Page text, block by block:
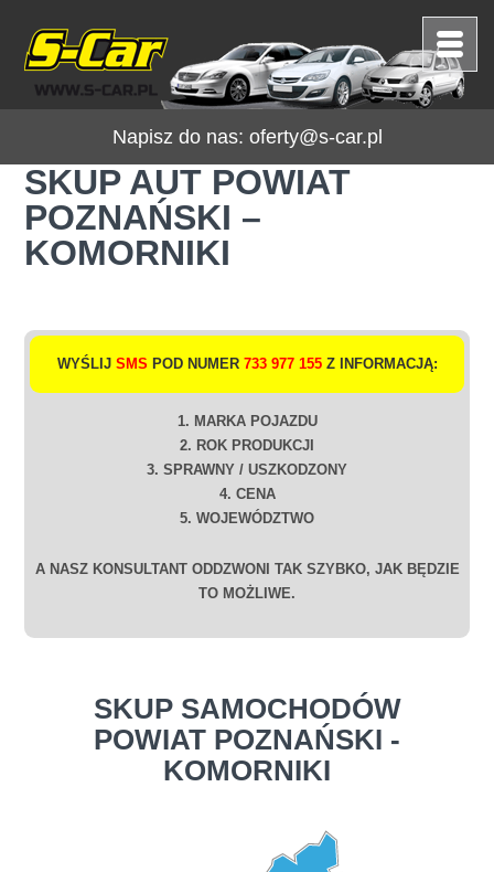
Napisz do nas: oferty@s-car.pl
SKUP AUT POWIAT
POZNAŃSKI –
KOMORNIKI
WYŚLIJ SMS POD NUMER 733 977 155Z INFORMACJĄ:
1. MARKA POJAZDU
2. ROK PRODUKCJI
3. SPRAWNY / USZKODZONY
4. CENA
5. WOJEWÓDZTWO
A NASZ KONSULTANT ODDZWONI TAK SZYBKO, JAK BĘDZIE
TO MOŻLIWE.
SKUP SAMOCHODÓW
POWIAT POZNAŃSKI -
KOMORNIKI